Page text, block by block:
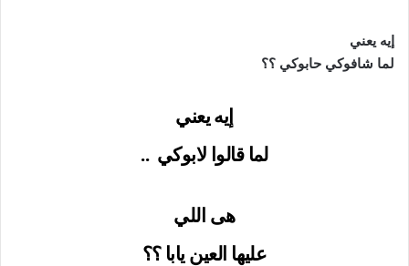
إيه يعني
لما شافوكي حابوكي ؟؟
إيه يعني
لما قالوا لابوكي ..
هى اللي
عليها العين يابا ؟؟